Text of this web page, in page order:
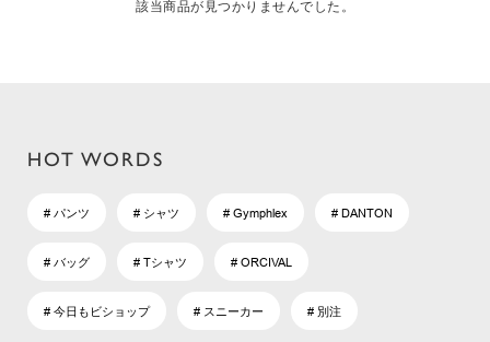
該当商品が見つかりませんでした。
HOT WORDS
# パンツ # シャツ # Gymphlex # DANTON
# バッグ # Tシャツ # ORCIVAL
# 今日もビショップ # スニーカー # 別注